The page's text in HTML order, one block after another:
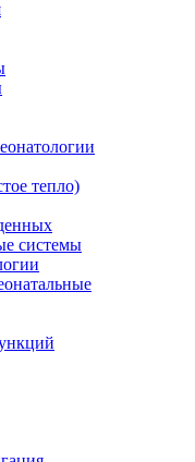
тепло)
системы